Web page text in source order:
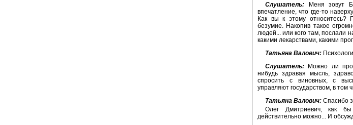
Слушатель: Меня зовут
впечатление, что где-то
Как вы к этому относитесь?
безумие. Накопив такое
людей... или кого там, послали
какими лекарствами, какими
Татьяна Валович:
Слушатель: Можно ли
нибудь здравая мысль,
спросить с виновных, с
управляют государством, в
Татьяна Валович: Спасибо
Олег Дмитриевич, как
действительно можно... И